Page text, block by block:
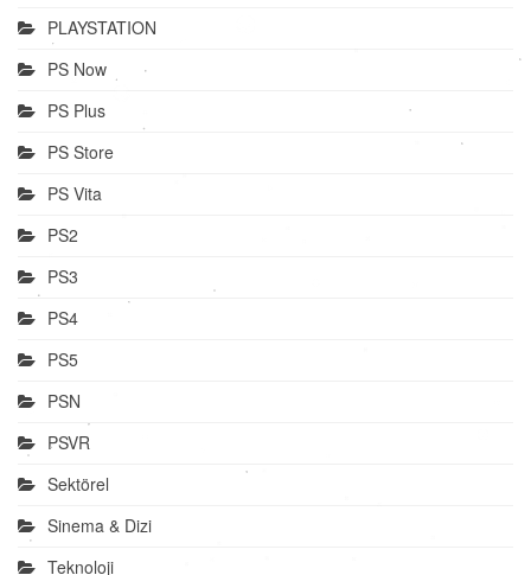
PLAYSTATION
PS Now
PS Plus
PS Store
PS Vita
PS2
PS3
PS4
PS5
PSN
PSVR
Sektörel
Sinema & Dizi
Teknoloji